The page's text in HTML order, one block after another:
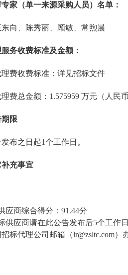
家（单一来源采购人员）名单：
向、陈秀丽、顾敏、常煦晨
务收费标准及金额：
费收费标准：详见招标文件
费总金额：1.575959 万元（人民币
限
布之日起1个工作日。
补充事宜
应商综合得分：91.44分
供应商请在此公告发布后5个工作
标代理公司邮箱（lr@zsltc.com）